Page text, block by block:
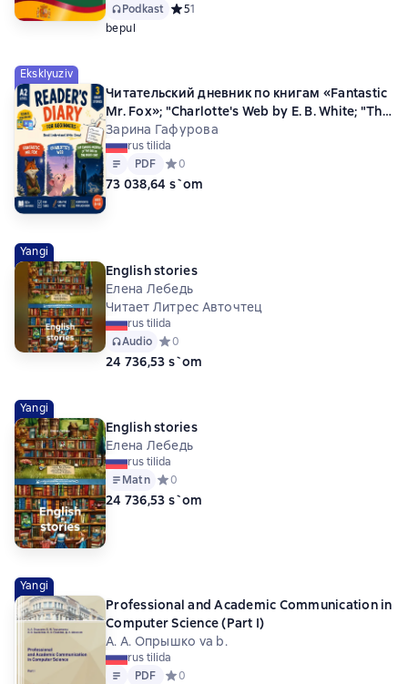
Podkast Средний рейтинг 5 на основе 1 оценок
51
bepul
Eksklyuziv
Читательский дневник по книгам «Fantastic
Mr. Fox»; "Charlotte's Web by E. B. White; "The
Curious Incident of the Dog in the Night-
time"" by Mark Haddon (уровень A2)
Зарина Гафурова
rus tilida
Matn
PDF
PDF Средний рейтинг 0 на основе 0 оценок
0
73 038,64 s`om
Yangi
English stories
Елена Лебедь
Читает Литрес Авточтец
rus tilida
Audio Средний рейтинг 0 на основе 0 оценок
0
24 736,53 s`om
Yangi
English stories
Елена Лебедь
rus tilida
Matn Средний рейтинг 0 на основе 0 оценок
0
24 736,53 s`om
Yangi
Professional and Academic Communication in
Computer Science (Part I)
А. А. Опрышко va b.
rus tilida
Matn
PDF
PDF Средний рейтинг 0 на основе 0 оценок
0